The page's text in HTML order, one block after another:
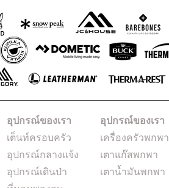
อุปกรณ์ของเรา
เต็นท์ครอบครัว
อุปกรณ์กลางแจ้ง
อุปกรณ์เดินป่า
อุปกรณ์ของเรา
เครื่องครัวพกพา
เตาแก๊สพกพา
เตาน้ำมันพกพา